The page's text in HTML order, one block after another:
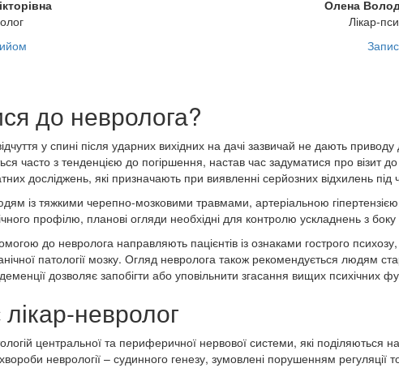
Олена
Лікар-
до невролога?
у спині після ударних вихідних на дачі зазвичай не дають
часто з тенденцією до погіршення, настав час задуматися про візит
досліджень, які призначають при виявленні серйозних відхилень
із тяжкими черепно-мозковими травмами, артеріальною
профілю, планові огляди необхідні для контролю ускладнень з
до невролога направляють пацієнтів із ознаками гострого
патології мозку. Огляд невролога також рекомендується людям
дозволяє запобігти або уповільнити згасання вищих психічних
невролог
центральної та периферичної нервової системи, які поділяються
неврології – судинного генезу, зумовлені порушенням регуляції